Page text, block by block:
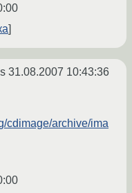
31.08.2007 10:43:36
cdimage/archive/ima